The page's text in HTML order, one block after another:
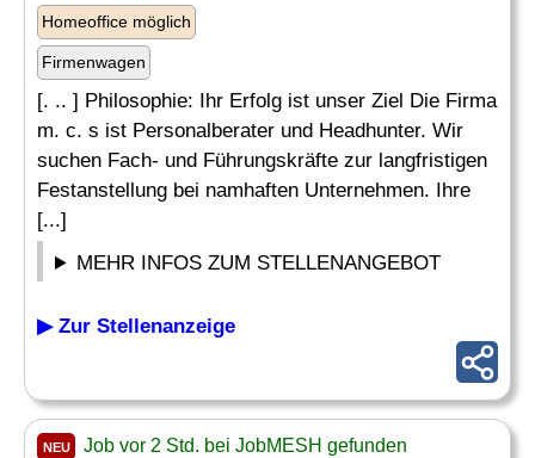
Homeoffice möglich
Firmenwagen
[. .. ] Philosophie: Ihr Erfolg ist unser Ziel Die Firma
m. c. s ist Personalberater und Headhunter. Wir
suchen Fach- und Führungskräfte zur langfristigen
Festanstellung bei namhaften Unternehmen. Ihre
[...]
MEHR INFOS ZUM STELLENANGEBOT
▶ Zur Stellenanzeige
NEU Job vor 2 Std. bei JobMESH gefunden